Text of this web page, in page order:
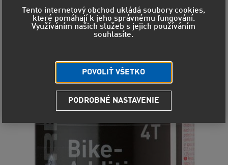
Tento internetový obchod ukládá soubory cookies,
které pomáhají k jeho správnému fungování.
Využíváním našich služeb s jejich používáním
souhlasíte.
POVOLIŤ VŠETKO
PODROBNÉ NASTAVENIE